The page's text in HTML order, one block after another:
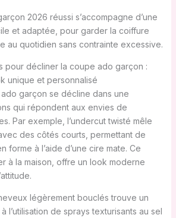
2026 réussi s’accompagne d’une
et adaptée, pour garder la coiffure
au quotidien sans contrainte excessive.
pour décliner la coupe ado garçon :
unique et personnalisé
garçon se décline dans une
qui répondent aux envies de
Par exemple, l’undercut twisté mêle
des côtés courts, permettant de
forme à l’aide d’une cire mate. Ce
à la maison, offre un look moderne
légèrement bouclés trouve un
l’utilisation de sprays texturisants au sel